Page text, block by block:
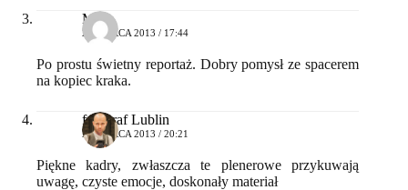
Maks
24 MARCA 2013 / 17:44
Po prostu świetny reportaż. Dobry pomysł ze spacerem
na kopiec kraka.
fotograf Lublin
28 MARCA 2013 / 20:21
Piękne kadry, zwłaszcza te plenerowe przykuwają
uwagę, czyste emocje, doskonały materiał